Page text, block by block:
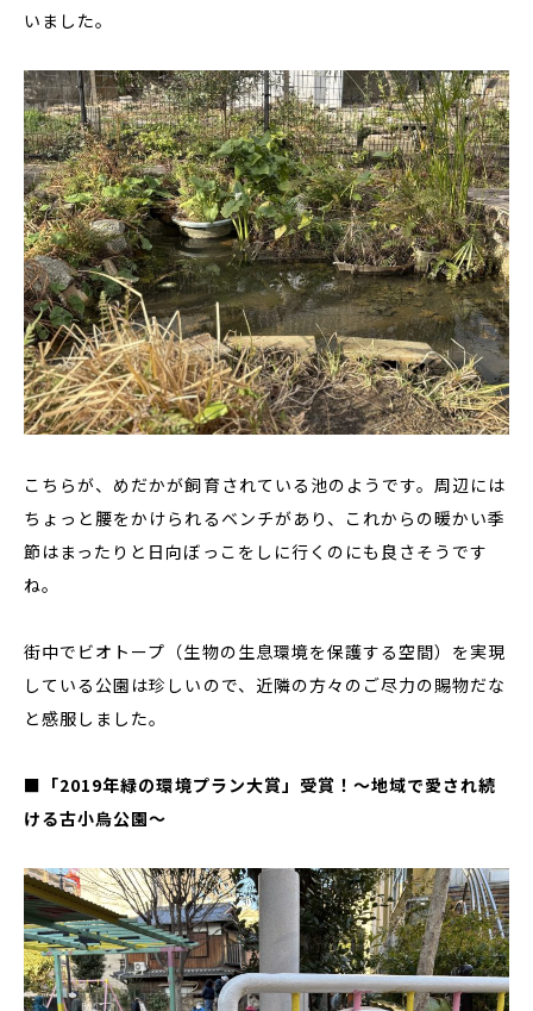
いました。
こちらが、めだかが飼育されている池のようです。周辺には
ちょっと腰をかけられるベンチがあり、これからの暖かい季
節はまったりと日向ぼっこをしに行くのにも良さそうです
ね。
街中でビオトープ（生物の生息環境を保護する空間）を実現
している公園は珍しいので、近隣の方々のご尽力の賜物だな
と感服しました。
■「2019年緑の環境プラン大賞」受賞！〜地域で愛され続
ける古小烏公園〜